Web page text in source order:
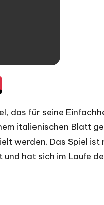
das für seine
italienischen Blatt
werden. Das Spiel ist
hat sich im Laufe